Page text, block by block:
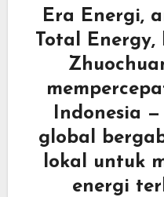
Era Energi,
Total
Indonesia
global
lokal untuk
energi